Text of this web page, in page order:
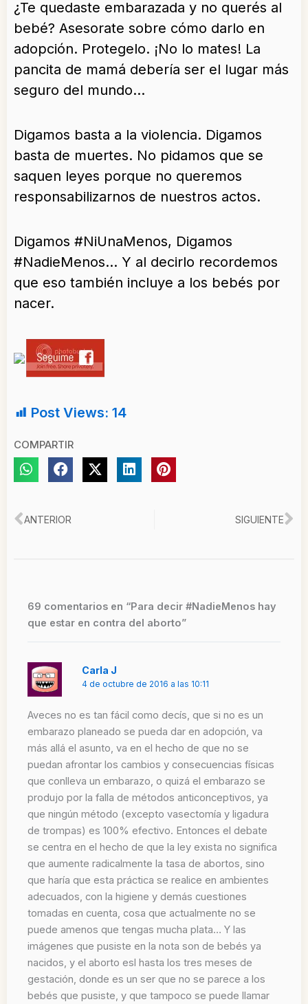
¿Te quedaste embarazada y no querés al
bebé? Asesorate sobre cómo darlo en
adopción. Protegelo. ¡No lo mates! La
pancita de mamá debería ser el lugar más
seguro del mundo…
Digamos basta a la violencia. Digamos
basta de muertes. No pidamos que se
saquen leyes porque no queremos
responsabilizarnos de nuestros actos.
Digamos #NiUnaMenos, Digamos
#NadieMenos… Y al decirlo recordemos
que eso también incluye a los bebés por
nacer.
Post Views: 14
COMPARTIR
Ant
ANTERIOR SIGUIENTE
69 comentarios en “Para decir #NadieMenos hay
que estar en contra del aborto”
Carla J
4 de octubre de 2016 a las 10:11
Aveces no es tan fácil como decís, que si no es un
embarazo planeado se pueda dar en adopción, va
más allá el asunto, va en el hecho de que no se
puedan afrontar los cambios y consecuencias físicas
que conlleva un embarazo, o quizá el embarazo se
produjo por la falla de métodos anticonceptivos, ya
que ningún método (excepto vasectomía y ligadura
de trompas) es 100% efectivo. Entonces el debate
se centra en el hecho de que la ley exista no significa
que aumente radicalmente la tasa de abortos, sino
que haría que esta práctica se realice en ambientes
adecuados, con la higiene y demás cuestiones
tomadas en cuenta, cosa que actualmente no se
puede amenos que tengas mucha plata… Y las
imágenes que pusiste en la nota son de bebés ya
nacidos, y el aborto esl hasta los tres meses de
gestación, donde es un ser que no se parece a los
bebés que pusiste, y que tampoco se puede llamar